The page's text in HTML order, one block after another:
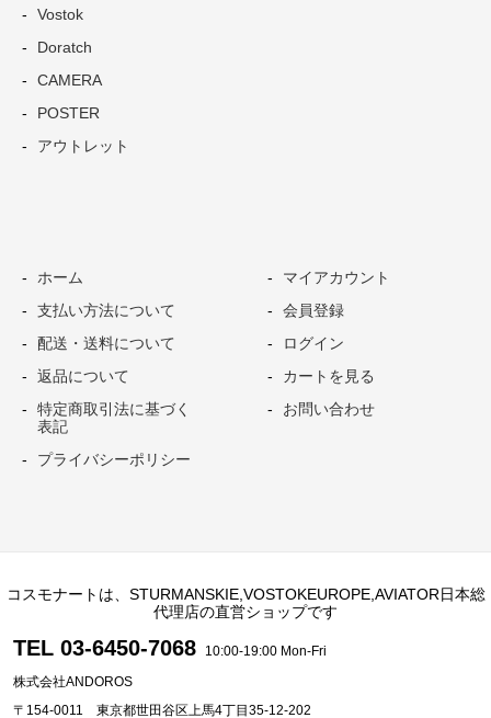
Vostok
Doratch
CAMERA
POSTER
アウトレット
ホーム
支払い方法について
配送・送料について
返品について
特定商取引法に基づく
表記
プライバシーポリシー
マイアカウント
会員登録
ログイン
カートを見る
お問い合わせ
コスモナートは、STURMANSKIE,VOSTOKEUROPE,AVIATOR日本総
代理店の直営ショップです
TEL 03-6450-7068
10:00-19:00 Mon-Fri
株式会社ANDOROS
〒154-0011 東京都世田谷区上馬4丁目35-12-202